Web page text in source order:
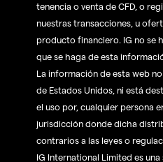
tenencia o venta de CFD, o
nuestras transacciones, u
producto financiero. IG no se
que se haga de esta
La información de esta web
de Estados Unidos, ni está
el uso por, cualquier persona
jurisdicción donde dicha
contrarios a las leyes o
IG International Limited es